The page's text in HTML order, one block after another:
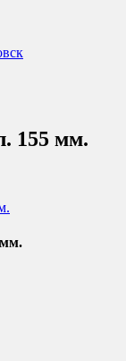
155 мм.
мм.